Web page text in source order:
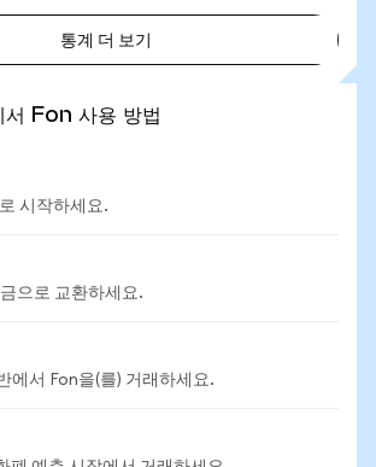
통계 더 보기
Fon 사용 방법
시작하세요.
으로 교환하세요.
에서 Fon을(를) 거래하세요.